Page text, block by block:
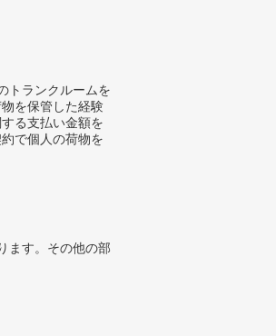
トランクルームを
を保管した経験
る支払い金額を
で個人の荷物を
ます。その他の部